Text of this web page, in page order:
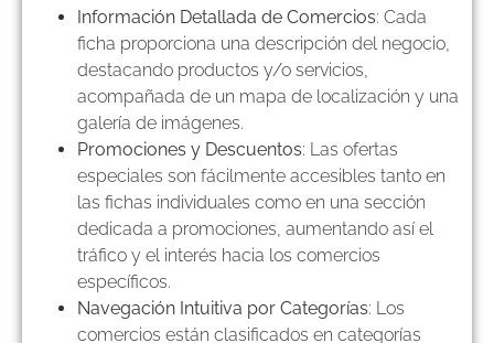
Información Detallada de Comercios: Cada
ficha proporciona una descripción del negocio,
destacando productos y/o servicios,
acompañada de un mapa de localización y una
galería de imágenes.
Promociones y Descuentos: Las ofertas
especiales son fácilmente accesibles tanto en
las fichas individuales como en una sección
dedicada a promociones, aumentando así el
tráfico y el interés hacia los comercios
específicos.
Navegación Intuitiva por Categorías: Los
comercios están clasificados en categorías